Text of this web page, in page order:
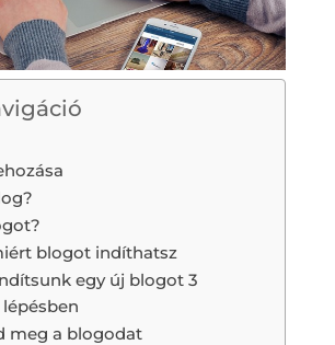
blogot indíthatsz
egy új blogot 3
meg a blogodat